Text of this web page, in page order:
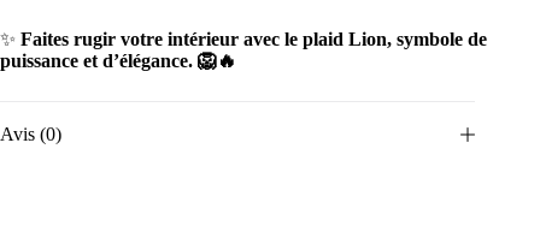
✨ Faites rugir votre intérieur avec le plaid Lion, symbole de
puissance et d’élégance. 🦁🔥
Avis (0)